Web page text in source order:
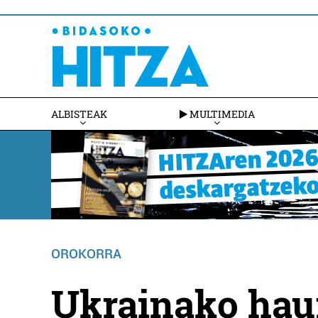
ALBISTEAK MULTIMEDIA
OROKORRA
Ukrainako